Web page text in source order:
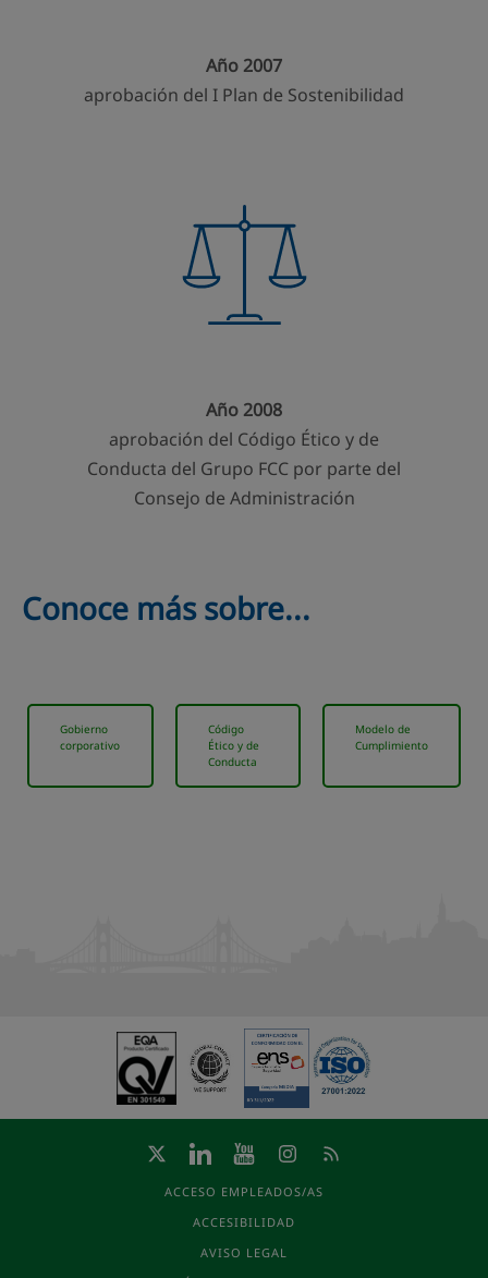
Año 2007
aprobación del I Plan de Sostenibilidad
Año 2008
aprobación del Código Ético y de
Conducta del Grupo FCC por parte del
Consejo de Administración
Conoce más sobre...
Gobierno
corporativo
Código
Ético y de
Conducta
Modelo de
Cumplimiento
ACCESO EMPLEADOS/AS
ACCESIBILIDAD
AVISO LEGAL